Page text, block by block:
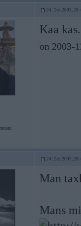
24. Dec 2003,
Kaa
on 2003-
24. Dec 2003,
Man
Mans